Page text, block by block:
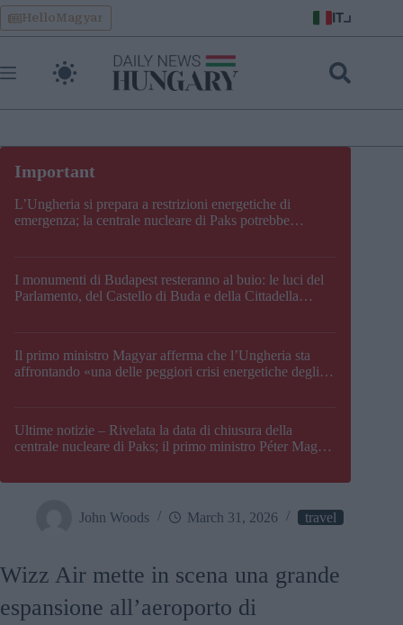
Skip
to
content
HelloMagyar IT
L’Ungheria si prepara a restrizioni energetiche di
emergenza; la centrale nucleare di Paks potrebbe
I monumenti di Budapest resteranno al buio: le luci del
Parlamento, del Castello di Buda e della Cittadella
Il primo ministro Magyar afferma che l’Ungheria sta
affrontando «una delle peggiori crisi energetiche degli
Ultime notizie – Rivelata la data di chiusura della
centrale nucleare di Paks; il primo ministro Péter Magyar
John Woods March 31, 2026 travel
Wizz Air mette in scena una grande
espansione all’aeroporto di